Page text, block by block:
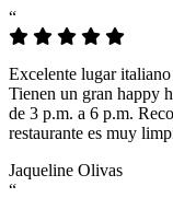
“
Excelente lugar
Tienen un gran happy
de 3 p.m. a 6 p.m.
restaurante es muy
Jaqueline Olivas
“